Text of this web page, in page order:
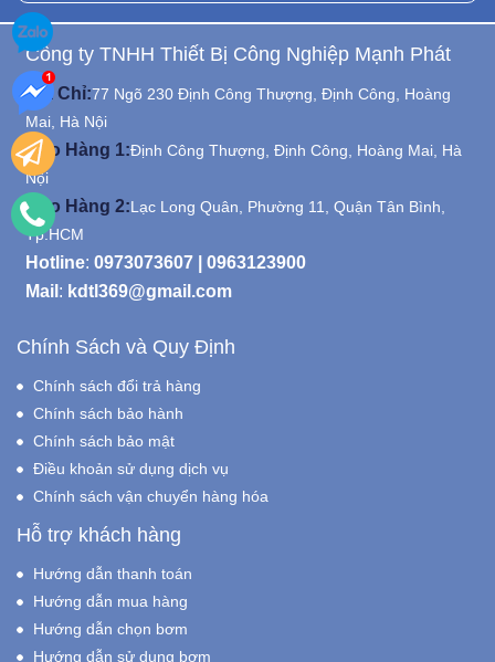
Công ty TNHH Thiết Bị Công Nghiệp Mạnh Phát
Địa Chỉ:77 Ngõ 230 Định Công Thượng, Định Công, Hoàng
Mai, Hà Nội
Kho Hàng 1:Định Công Thượng, Định Công, Hoàng Mai, Hà
Nội
Kho Hàng 2:Lạc Long Quân, Phường 11, Quận Tân Bình,
Tp.HCM
Hotline: 0973073607
0963123900
Mail : kdtl369@gmail.com
Chính Sách và Quy Định
Chính sách đổi trả hàng
Chính sách bảo hành
Chính sách bảo mật
Điều khoản sử dụng dịch vụ
Chính sách vận chuyển hàng hóa
Hỗ trợ khách hàng
Hướng dẫn thanh toán
Hướng dẫn mua hàng
Hướng dẫn chọn bơm
Hướng dẫn sử dụng bơm